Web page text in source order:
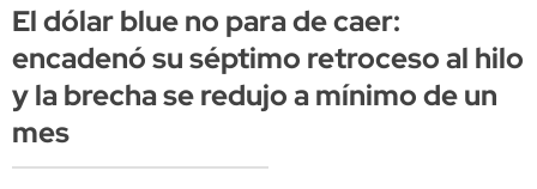
El dólar blue no para de caer:
encadenó su séptimo retroceso al hilo
y la brecha se redujo a mínimo de un
mes